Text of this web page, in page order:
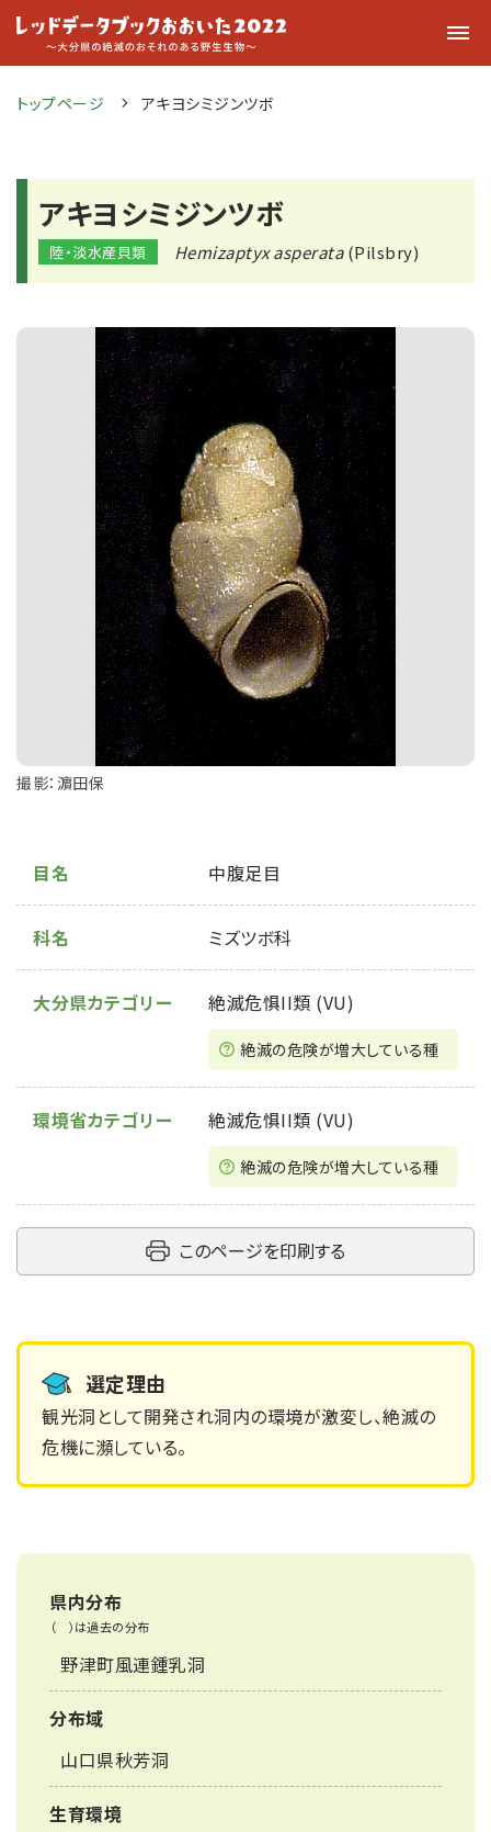
トップページ アキヨシミジンツボ
アキヨシミジンツボ
陸・淡水産貝類 Hemizaptyx asperata(Pilsbry)
撮影：濵田保
目名 中腹足目
科名 ミズツボ科
大分県カテゴリー 絶滅危惧II類 (VU)
絶滅の危険が増⼤している種
環境省カテゴリー 絶滅危惧II類 (VU)
絶滅の危険が増大している種
このページを印刷する
選定理由
観光洞として開発され洞内の環境が激変し、絶滅の
危機に瀕している。
県内分布
（ ）は過去の分布
野津町風連鍾乳洞
分布域
山口県秋芳洞
生育環境